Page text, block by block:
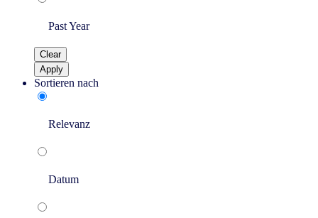
Past Year
Clear
Apply
Sortieren nach
Relevanz
Datum